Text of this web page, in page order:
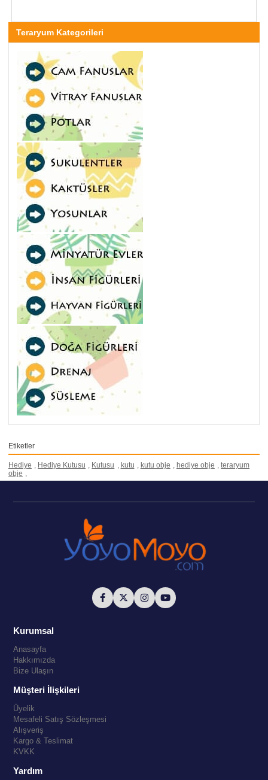
Teraryum Kategorileri
Etiketler
Hediye , Hediye Kutusu , Kutusu , kutu , kutu obje , hediye obje , teraryum
obje ,
Kurumsal
Anasayfa
Hakkımızda
Bize Ulaşın
Müşteri İlişkileri
Üyelik
Mesafeli Satış Sözleşmesi
Alışveriş
Kargo & Teslimat
KVKK
Yardım